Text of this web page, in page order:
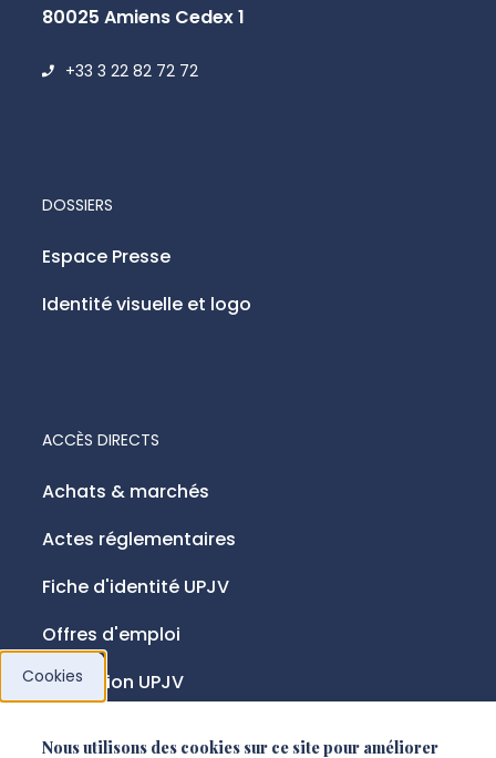
80025 Amiens Cedex 1
+33 3 22 82 72 72
ACCÈS DIRECTS
Achats & marchés
Actes réglementaires
Fiche d'identité UPJV
Offres d'emploi
Fondation UPJV
DOSSIERS
Espace Presse
Identité visuelle et logo
Cookies
Nous utilisons des cookies sur ce site pour améliorer